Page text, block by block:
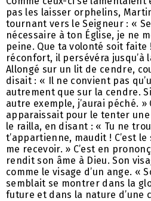
pas les laisser orphelins,
tournant vers le Seigneur : «
nécessaire à ton Église, je ne
peine. Que ta volonté soit faite
réconfort, il persévéra jusqu’à
Allongé sur un lit de cendre,
disait : « Il ne convient pas
autrement que sur la cendre.
autre exemple, j’aurai péché. »
apparaissait pour le tenter
le railla, en disant : « Tu ne
t’appartienne, maudit ! C’est le
me recevoir. » C’est en
rendit son âme à Dieu. Son
comme le visage d’un ange. «
semblait se montrer dans la
future et dans la nature d’une